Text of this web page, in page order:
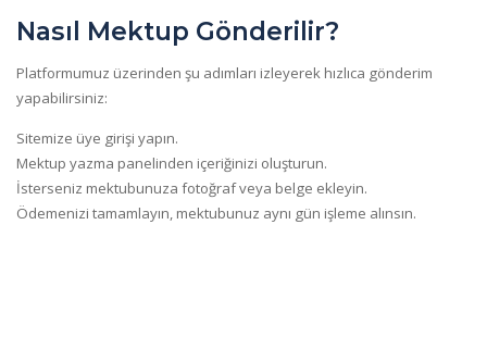
Nasıl Mektup Gönderilir?
Platformumuz üzerinden şu adımları izleyerek hızlıca gönderim
yapabilirsiniz:
Sitemize üye girişi yapın.
Mektup yazma panelinden içeriğinizi oluşturun.
İsterseniz mektubunuza fotoğraf veya belge ekleyin.
Ödemenizi tamamlayın, mektubunuz aynı gün işleme alınsın.